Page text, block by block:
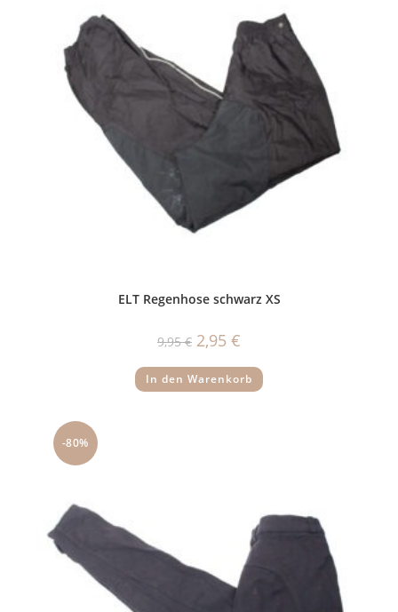
ELT Regenhose schwarz XS
9,95€ Ursprünglicher
Preis
9,95 €
2,95 €
2,95 €.
In den Warenkorb
-80%